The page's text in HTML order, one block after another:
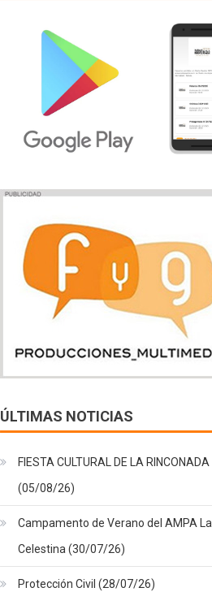
ÚLTIMAS NOTICIAS
FIESTA CULTURAL DE LA RINCONADA
(05/08/26)
Campamento de Verano del AMPA La
Celestina (30/07/26)
Protección Civil (28/07/26)